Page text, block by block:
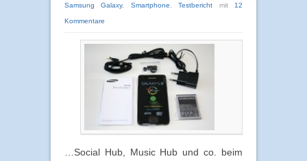
Samsung Galaxy, Smartphone Testbericht mit 12
Kommentare
…Social Hub, Music Hub und co. beim